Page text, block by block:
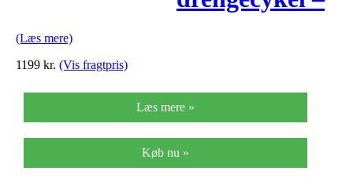
(Læs mere)
1199 kr. (Vis fragtpris)
Læs mere »
Køb nu »